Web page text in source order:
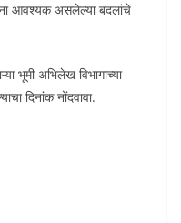
आवश्यक असलेल्या बदलांचे
भूमी अभिलेख विभागाच्या
दिनांक नोंदवावा.